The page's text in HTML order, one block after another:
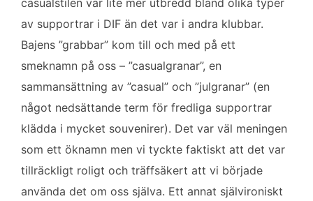
av supportrar i DIF än det var i andra klubbar.
Bajens ”grabbar” kom till och med på ett
smeknamn på oss – ”casualgranar”, en
sammansättning av ”casual” och ”julgranar” (en
något nedsättande term för fredliga supportrar
klädda i mycket souvenirer). Det var väl meningen
som ett öknamn men vi tyckte faktiskt att det var
tillräckligt roligt och träffsäkert att vi började
använda det om oss själva. Ett annat självironiskt